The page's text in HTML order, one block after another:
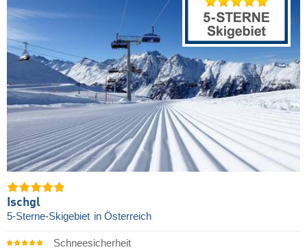
Ischgl
5-Sterne-Skigebiet in Österreich
Schneesicherheit